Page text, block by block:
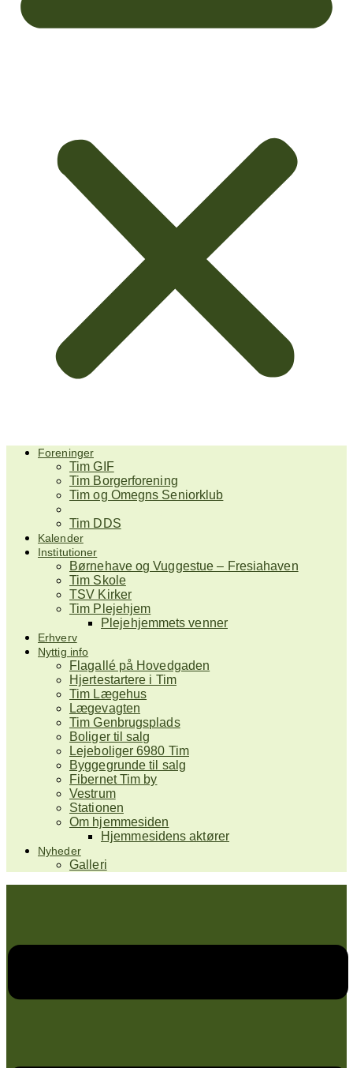
Foreninger
Tim GIF
Tim Borgerforening
Tim og Omegns Seniorklub
Tim DDS
Kalender
Institutioner
Børnehave og Vuggestue – Fresiahaven
Tim Skole
TSV Kirker
Tim Plejehjem
Plejehjemmets venner
Erhverv
Nyttig info
Flagallé på Hovedgaden
Hjertestartere i Tim
Tim Lægehus
Lægevagten
Tim Genbrugsplads
Boliger til salg
Lejeboliger 6980 Tim
Byggegrunde til salg
Fibernet Tim by
Vestrum
Stationen
Om hjemmesiden
Hjemmesidens aktører
Nyheder
Galleri